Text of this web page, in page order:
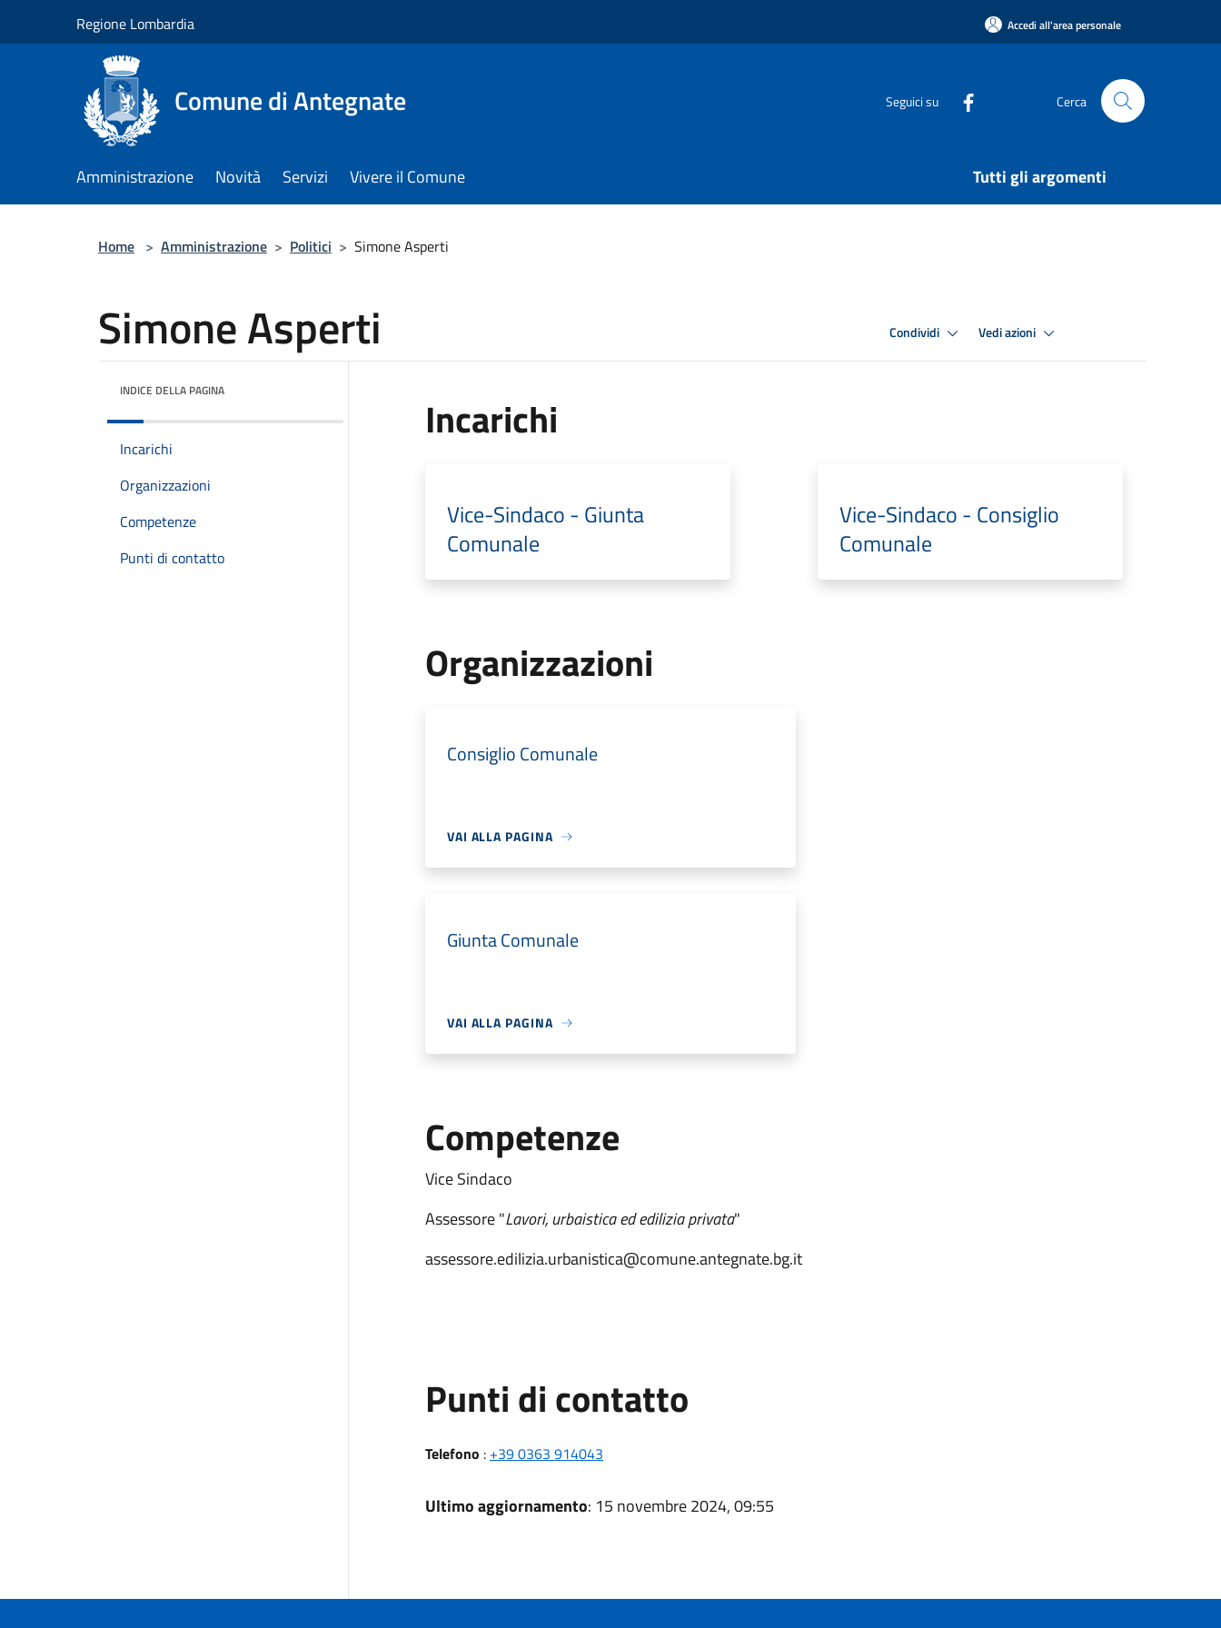
Regione Lombardia Accedi all'area personale
Comune di Antegnate Seguici su Cerca
Amministrazione Novità Servizi Vivere il Comune Tutti gli argomenti
Home > Amministrazione > Politici > Simone Asperti
Simone Asperti Condividi Vedi azioni
INDICE DELLA PAGINA
Incarichi
Organizzazioni
Competenze
Punti di contatto
Incarichi
Vice-Sindaco - Giunta
Comunale
Vice-Sindaco - Consiglio
Comunale
Organizzazioni
Consiglio Comunale
VAI ALLA PAGINA
Giunta Comunale
VAI ALLA PAGINA
Competenze
Vice Sindaco
Assessore "Lavori, urbaistica ed edilizia privata"
assessore.edilizia.urbanistica@comune.antegnate.bg.it
Punti di contatto
Telefono : +39 0363 914043
Ultimo aggiornamento: 15 novembre 2024, 09:55